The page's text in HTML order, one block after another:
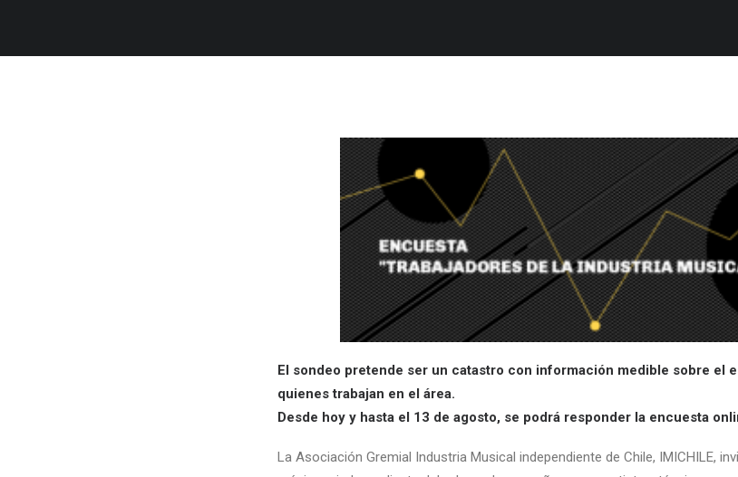
El sondeo pretende ser un catastro con información medible sobre el
quienes trabajan en el área.
Desde hoy y hasta el 13 de agosto, se podrá responder la encuesta
La Asociación Gremial Industria Musical independiente de Chile, IMICHILE,